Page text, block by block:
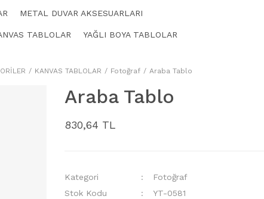
METAL DUVAR AKSESUARLARI
TABLOLAR YAĞLI BOYA TABLOLAR
KANVAS TABLOLAR Fotoğraf Araba Tablo
Araba Tablo
830,64 TL
Kategori
Fotoğraf
Stok Kodu
YT-0581